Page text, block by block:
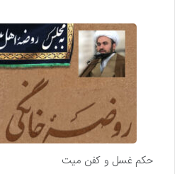
حکم غسل و کفن میت